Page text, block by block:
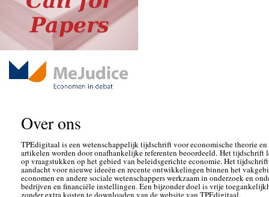
Over ons
TPEdigitaal is een wetenschappelijk tijdschrift voor economische theorie
artikelen worden door onafhankelijke referenten beoordeeld. Het tijdschrift
op vraagstukken op het gebied van beleidsgerichte economie. Het
aandacht voor nieuwe ideeën en recente ontwikkelingen binnen het
economen en andere sociale wetenschappers werkzaam in onderzoek en
bedrijven en financiële instellingen. Een bijzonder doel is vrije
zonder extra kosten te downloaden van de website van TPEdigitaal.